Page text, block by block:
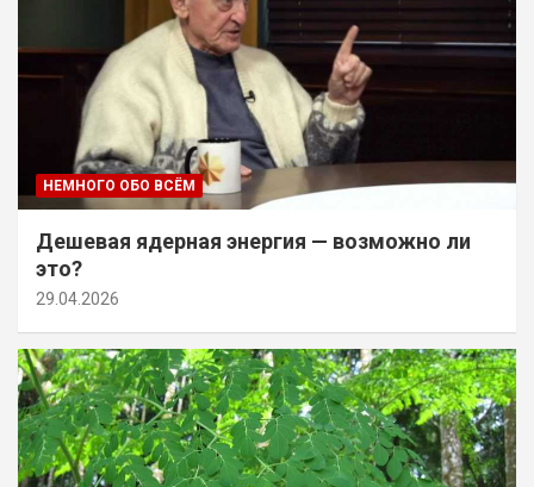
НЕМНОГО ОБО ВСЁМ
Дешевая ядерная энергия — возможно ли
это?
29.04.2026